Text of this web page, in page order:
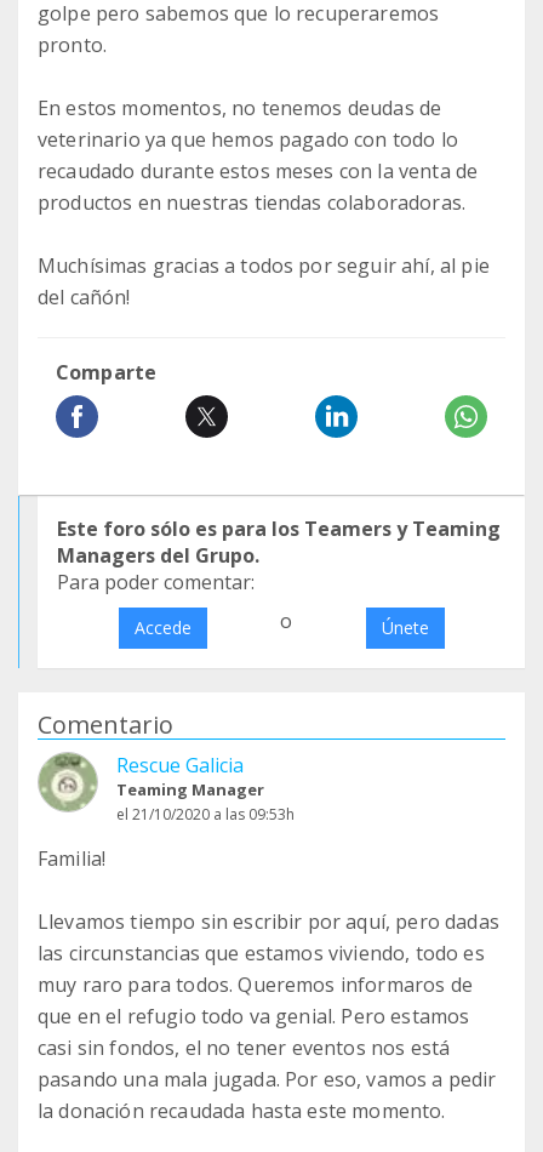
golpe pero sabemos que lo recuperaremos
pronto.
En estos momentos, no tenemos deudas de
veterinario ya que hemos pagado con todo lo
recaudado durante estos meses con la venta de
productos en nuestras tiendas colaboradoras.
Muchísimas gracias a todos por seguir ahí, al pie
del cañón!
Comparte
Este foro sólo es para los Teamers y Teaming
Managers del Grupo.
Para poder comentar:
Accede o Únete
Comentario
Rescue Galicia
Teaming Manager
el 21/10/2020 a las 09:53h
Familia!
Llevamos tiempo sin escribir por aquí, pero dadas
las circunstancias que estamos viviendo, todo es
muy raro para todos. Queremos informaros de
que en el refugio todo va genial. Pero estamos
casi sin fondos, el no tener eventos nos está
pasando una mala jugada. Por eso, vamos a pedir
la donación recaudada hasta este momento.